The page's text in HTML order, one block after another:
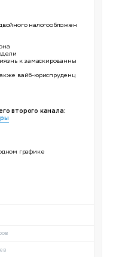
налогообложен
к замаскированны
вайб-юриспруденц
второго канала:
графике